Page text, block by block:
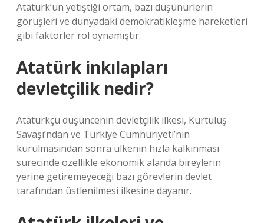
Atatürk’ün yetiştiği ortam, bazı düşünürlerin
görüşleri ve dünyadaki demokratikleşme hareketleri
gibi faktörler rol oynamıştır.
Atatürk inkılapları
devletçilik nedir?
Atatürkçü düşüncenin devletçilik ilkesi, Kurtuluş
Savaşı’ndan ve Türkiye Cumhuriyeti’nin
kurulmasından sonra ülkenin hızla kalkınması
sürecinde özellikle ekonomik alanda bireylerin
yerine getiremeyeceği bazı görevlerin devlet
tarafından üstlenilmesi ilkesine dayanır.